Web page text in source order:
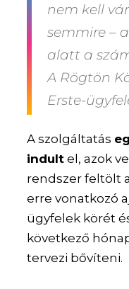
nem kell
semmire –
alatt a
A Rögtön
Erste-
A szolgáltatás
indult el, azok
rendszer feltölt
erre vonatkozó
ügyfelek körét
következő
tervezi bővíteni.